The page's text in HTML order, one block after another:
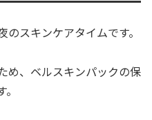
スキンケアタイムです。
め、ベルスキンパックの保